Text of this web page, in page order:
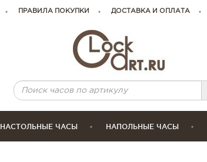
ПРАВИЛА ПОКУПКИ ДОСТАВКА И ОПЛАТА
НАСТОЛЬНЫЕ ЧАСЫ НАПОЛЬНЫЕ ЧАСЫ